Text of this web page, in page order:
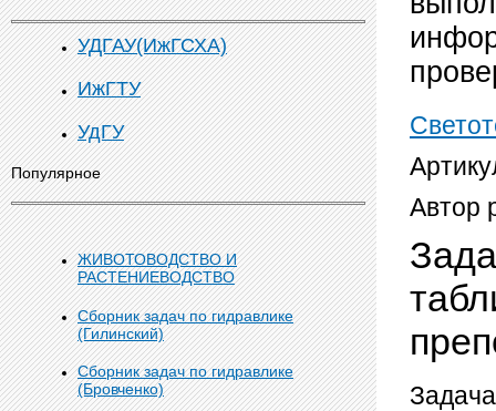
УДГАУ(ИжГСХА)
ИжГТУ
УдГУ
Популярное
ЖИВОТОВОДСТВО И
РАСТЕНИЕВОДСТВО
Сборник задач по гидравлике
(Гилинский)
Сборник задач по гидравлике
(Бровченко)
Автор